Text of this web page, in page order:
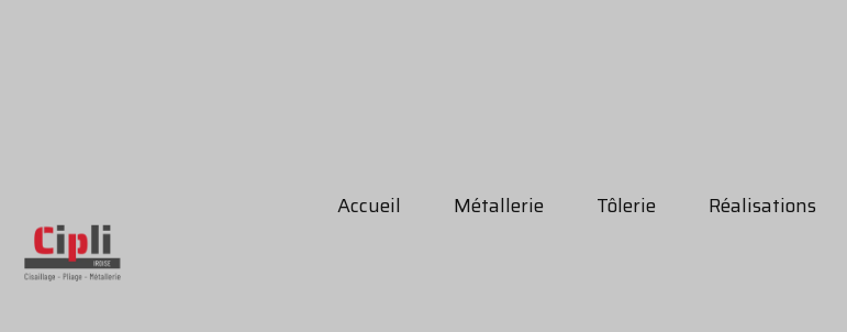
Accueil Métallerie Tôlerie Réalisations